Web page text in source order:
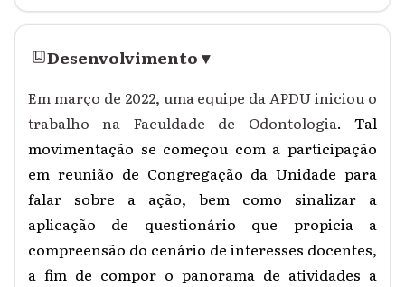
Desenvolvimento▾
Em março de 2022, uma equipe da APDU iniciou o
trabalho na Faculdade de Odontologia. Tal
movimentação se começou com a participação
em reunião de Congregação da Unidade para
falar sobre a ação, bem como sinalizar a
aplicação de questionário que propicia a
compreensão do cenário de interesses docentes,
a fim de compor o panorama de atividades a